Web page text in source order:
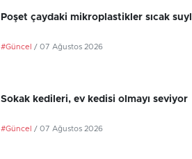
Poşet çaydaki mikroplastikler sıcak
#Güncel / 07 Ağustos 2026
Sokak kedileri, ev kedisi olmayı seviyor
#Güncel / 07 Ağustos 2026